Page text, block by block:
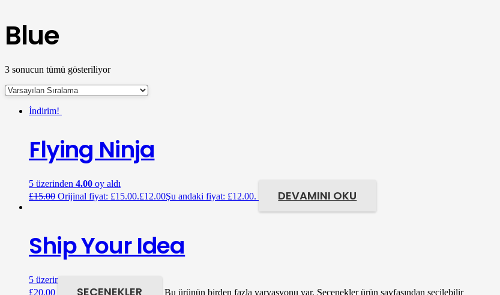
Blue
3 sonucun tümü gösteriliyor
İndirim!
Flying Ninja
5 üzerinden 4.00 oy aldı
£15.00 Orijinal fiyat: £15.00.£12.00Şu andaki fiyat: £12.00. DEVAMINI OKU
Ship Your Idea
5 üzerinden
£20.00 SEÇENEKLER
Bu ürünün birden fazla varyasyonu var. Seçenekler ürün sayfasından seçilebilir